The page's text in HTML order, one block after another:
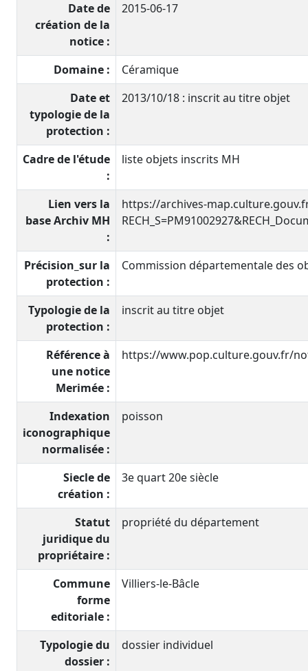
Date de
création de la
notice :
2015-06-17
Domaine :
Céramique
Date et
typologie de la
protection :
2013/10/18 : inscrit au titre objet
Cadre de l'étude
:
liste objets inscrits MH
Lien vers la
base Archiv MH
:
https://archives-
Précision_sur la
protection :
Commission départementale des
Typologie de la
protection :
inscrit au titre objet
Référence à
une notice
Merimée :
https://www.pop.culture.gouv.fr/
Indexation
iconographique
normalisée :
poisson
Siecle de
création :
3e quart 20e siècle
Statut
juridique du
propriétaire :
propriété du département
Commune
forme
editoriale :
Villiers-le-Bâcle
Typologie du
dossier :
dossier individuel